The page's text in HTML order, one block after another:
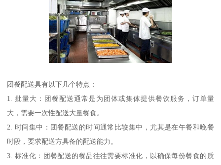
团餐配送具有以下几个特点：
1. 批量大：团餐配送通常是为团体或集体提供餐饮服务，订单量
大，需要一次性配送大量餐食。
2. 时间集中：团餐配送的时间通常比较集中，尤其是在午餐和晚餐
时段，要求配送方具备的配送能力。
3. 标准化：团餐配送的餐品往往需要标准化，以确保每份餐食的质